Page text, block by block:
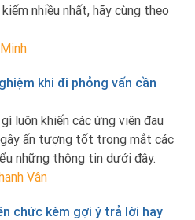
nhiều nhất, hãy cùng theo
khi đi phỏng vấn cần
luôn khiến các ứng viên đau
ấn tượng tốt trong mắt các
những thông tin dưới đây.
Vân
chức kèm gợi ý trả lời hay